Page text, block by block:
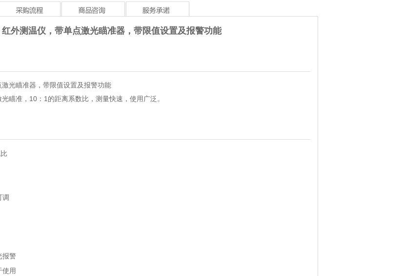
外测温仪，带单点激光瞄准器，带限值设置及报警功能
光瞄准器，带限值设置及报警功能
瞄准，10：1的距离系数比，测量快速，使用广泛。
调
报警
使用